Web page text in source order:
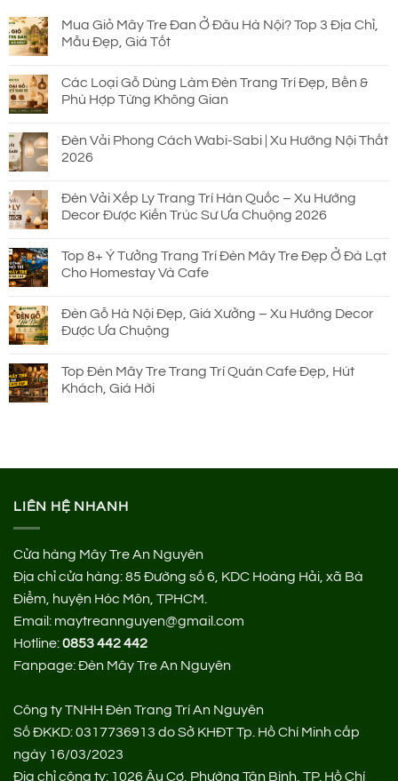
Mua Giỏ Mây Tre Đan Ở Đâu Hà Nội? Top 3 Địa Chỉ,
Mẫu Đẹp, Giá Tốt
Các Loại Gỗ Dùng Làm Đèn Trang Trí Đẹp, Bền &
Phù Hợp Từng Không Gian
Đèn Vải Phong Cách Wabi-Sabi | Xu Hướng Nội Thất
2026
Đèn Vải Xếp Ly Trang Trí Hàn Quốc – Xu Hướng
Decor Được Kiến Trúc Sư Ưa Chuộng 2026
Top 8+ Ý Tưởng Trang Trí Đèn Mây Tre Đẹp Ở Đà Lạt
Cho Homestay Và Cafe
Đèn Gỗ Hà Nội Đẹp, Giá Xưởng – Xu Hướng Decor
Được Ưa Chuộng
Top Đèn Mây Tre Trang Trí Quán Cafe Đẹp, Hút
Khách, Giá Hời
LIÊN HỆ NHANH
Cửa hàng Mây Tre An Nguyên
Địa chỉ cửa hàng:85 Đường số 6, KDC Hoàng Hải, xã Bà
Điểm, huyện Hóc Môn, TPHCM.
Email: maytreannguyen@gmail.com
Hotline:0853 442 442
Fanpage:Đèn Mây Tre An Nguyên
Công ty TNHH Đèn Trang Trí An Nguyên
Số ĐKKD: 0317736913 do Sở KHĐT Tp. Hồ Chí Minh cấp
ngày 16/03/2023
Địa chỉ công ty: 1026 Âu Cơ, Phường Tân Bình, TP. Hồ Chí